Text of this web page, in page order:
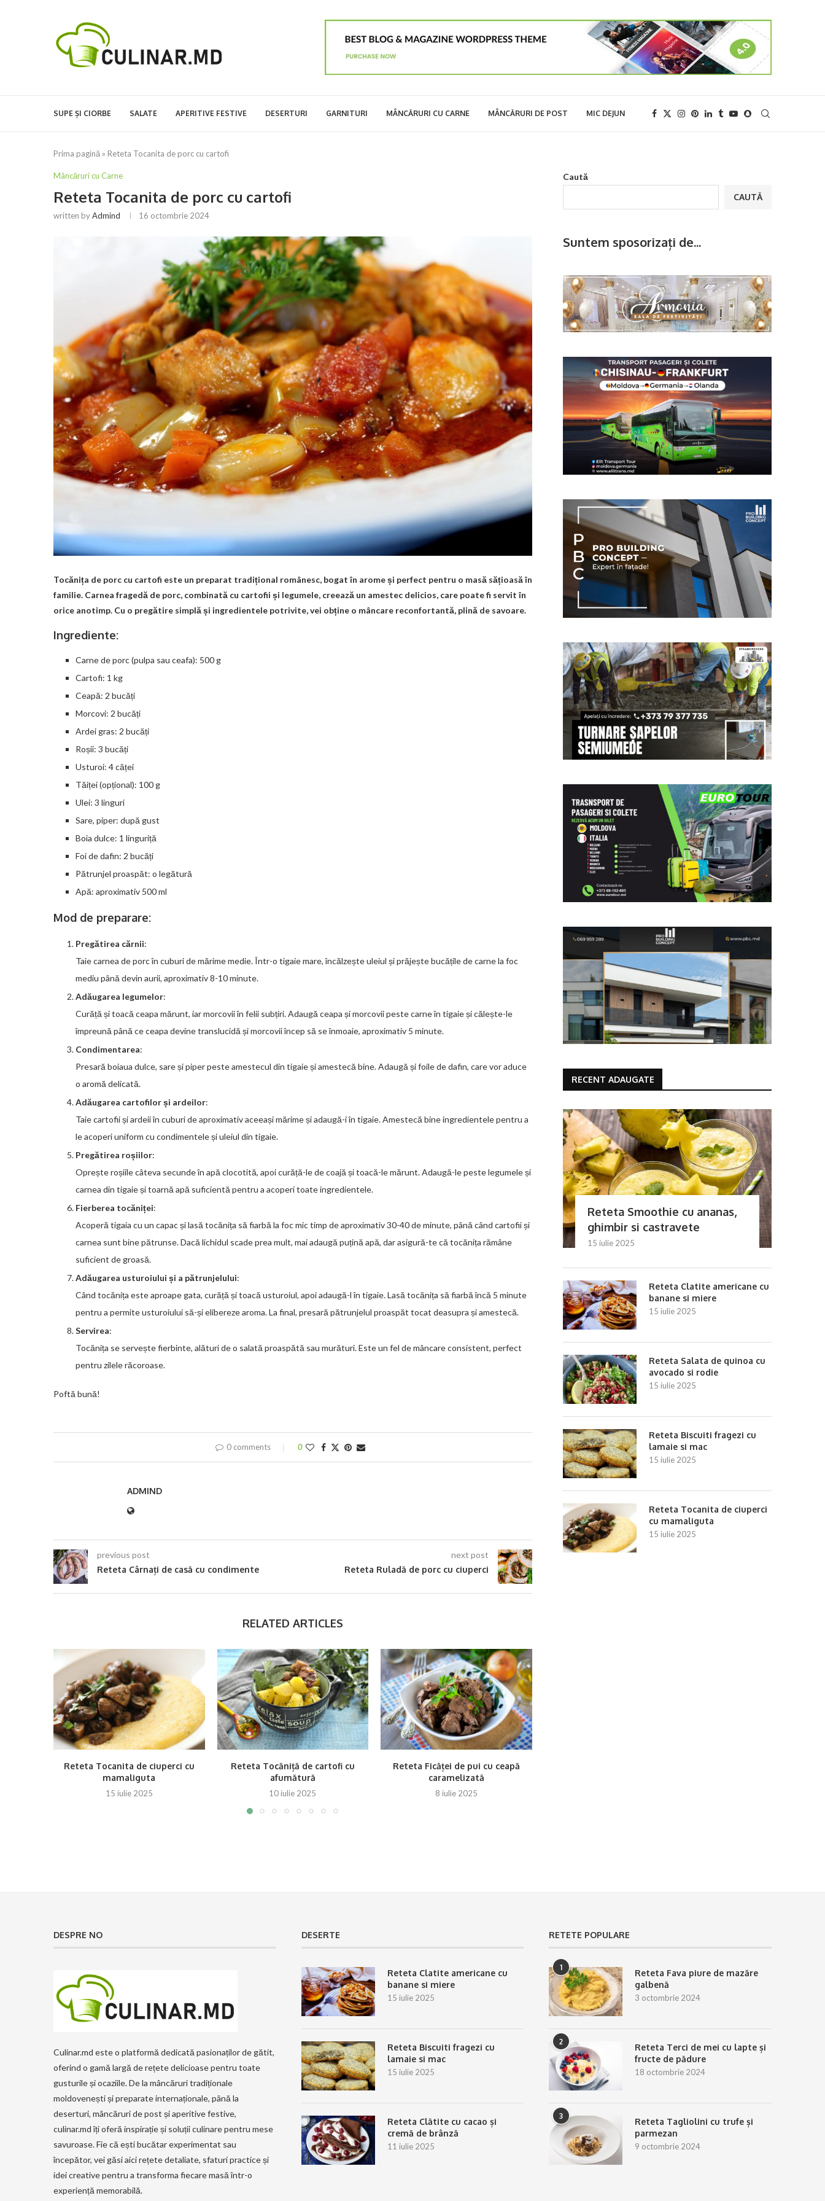
SUPE ȘI CIORBE SALATE APERITIVE FESTIVE DESERTURI GARNITURI MÂNCĂRURI CU CARNE MÂNCĂRURI DE POST MIC DEJUN
Prima pagină » Reteta Tocanita de porc cu cartofi
Mâncăruri cu Carne
Reteta Tocanita de porc cu cartofi
written byAdmind 16 octombrie 2024
Tocănița de porc cu cartofi este un preparat tradițional românesc, bogat în arome și perfect pentru o masă sățioasă în
familie. Carnea fragedă de porc, combinată cu cartofii și legumele, creează un amestec delicios, care poate fi servit în
orice anotimp. Cu o pregătire simplă și ingredientele potrivite, vei obține o mâncare reconfortantă, plină de savoare.
Ingrediente:
Carne de porc (pulpa sau ceafa): 500 g
Cartofi: 1 kg
Ceapă: 2 bucăți
Morcovi: 2 bucăți
Ardei gras: 2 bucăți
Roșii: 3 bucăți
Usturoi: 4 căței
Tăiței (opțional): 100 g
Ulei: 3 linguri
Sare, piper: după gust
Boia dulce: 1 linguriță
Foi de dafin: 2 bucăți
Pătrunjel proaspăt: o legătură
Apă: aproximativ 500 ml
Mod de preparare:
Pregătirea cărnii:
Taie carnea de porc în cuburi de mărime medie. Într-o tigaie mare, încălzește uleiul și prăjește bucățile de carne la foc
mediu până devin aurii, aproximativ 8-10 minute.
Adăugarea legumelor:
Curăță și toacă ceapa mărunt, iar morcovii în felii subțiri. Adaugă ceapa și morcovii peste carne în tigaie și călește-le
împreună până ce ceapa devine translucidă și morcovii încep să se înmoaie, aproximativ 5 minute.
Condimentarea:
Presară boiaua dulce, sare și piper peste amestecul din tigaie și amestecă bine. Adaugă și foile de dafin, care vor aduce
o aromă delicată.
Adăugarea cartofilor și ardeilor:
Taie cartofii și ardeii în cuburi de aproximativ aceeași mărime și adaugă-i în tigaie. Amestecă bine ingredientele pentru a
le acoperi uniform cu condimentele și uleiul din tigaie.
Pregătirea roșiilor:
Oprește roșiile câteva secunde în apă clocotită, apoi curăță-le de coajă și toacă-le mărunt. Adaugă-le peste legumele și
carnea din tigaie și toarnă apă suficientă pentru a acoperi toate ingredientele.
Fierberea tocăniței:
Acoperă tigaia cu un capac și lasă tocănița să fiarbă la foc mic timp de aproximativ 30-40 de minute, până când cartofii și
carnea sunt bine pătrunse. Dacă lichidul scade prea mult, mai adaugă puțină apă, dar asigură-te că tocănița rămâne
suficient de groasă.
Adăugarea usturoiului și a pătrunjelului:
Când tocănița este aproape gata, curăță și toacă usturoiul, apoi adaugă-l în tigaie. Lasă tocănița să fiarbă încă 5 minute
pentru a permite usturoiului să-și elibereze aroma. La final, presară pătrunjelul proaspăt tocat deasupra și amestecă.
Servirea:
Tocănița se servește fierbinte, alături de o salată proaspătă sau murături. Este un fel de mâncare consistent, perfect
pentru zilele răcoroase.
Poftă bună!
0 comments 0
ADMIND
previous post
Reteta Cârnați de casă cu condimente
next post
Reteta Ruladă de porc cu ciuperci
RELATED ARTICLES
Reteta Tocanita de ciuperci cu
mamaliguta
15 iulie 2025
Reteta Tocăniță de cartofi cu
afumătură
10 iulie 2025
Reteta Ficăței de pui cu ceapă
caramelizată
8 iulie 2025
Caută
CAUTĂ
Suntem sposorizați de...
RECENT ADAUGATE
Reteta Smoothie cu ananas,
ghimbir si castravete
15 iulie 2025
Reteta Clatite americane cu
banane si miere
15 iulie 2025
Reteta Salata de quinoa cu
avocado si rodie
15 iulie 2025
Reteta Biscuiti fragezi cu
lamaie si mac
15 iulie 2025
Reteta Tocanita de ciuperci
cu mamaliguta
15 iulie 2025
DESPRE NO
Culinar.md este o platformă dedicată pasionaților de gătit,
oferind o gamă largă de rețete delicioase pentru toate
gusturile și ocaziile. De la mâncăruri tradiționale
moldovenești și preparate internaționale, până la
deserturi, mâncăruri de post și aperitive festive,
culinar.md îți oferă inspirație și soluții culinare pentru mese
savuroase. Fie că ești bucătar experimentat sau
începător, vei găsi aici rețete detaliate, sfaturi practice și
idei creative pentru a transforma fiecare masă într-o
experiență memorabilă.
DESERTE
Reteta Clatite americane cu
banane si miere
15 iulie 2025
Reteta Biscuiti fragezi cu
lamaie si mac
15 iulie 2025
Reteta Clătite cu cacao și
cremă de brânză
11 iulie 2025
RETETE POPULARE
1
Reteta Fava piure de mazăre
galbenă
3 octombrie 2024
2
Reteta Terci de mei cu lapte și
fructe de pădure
18 octombrie 2024
3
Reteta Tagliolini cu trufe și
parmezan
9 octombrie 2024